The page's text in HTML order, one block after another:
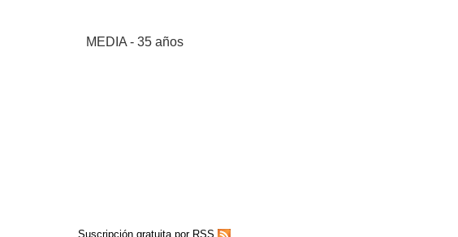
MEDIA - 35 años
Suscripción gratuita por RSS